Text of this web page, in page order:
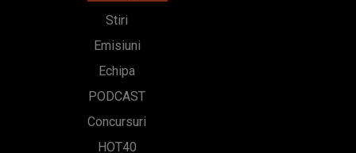
Stiri
Emisiuni
Echipa
PODCAST
Concursuri
HOT40